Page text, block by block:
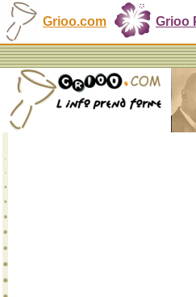
Grioo.com Grioo